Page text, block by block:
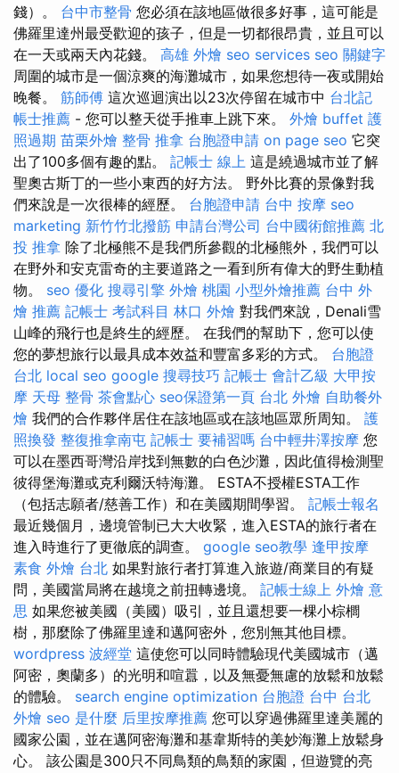
錢）。 台中市整骨 您必須在該地區做很多好事，這可能是
佛羅里達州最受歡迎的孩子，但是一切都很昂貴，並且可以
在一天或兩天內花錢。 高雄 外燴 seo services seo 關鍵字
周圍的城市是一個涼爽的海灘城市，如果您想待一夜或開始
晚餐。 筋師傅 這次巡迴演出以23次停留在城市中 台北記
帳士推薦 - 您可以整天從手推車上跳下來。 外燴 buffet 護
照過期 苗栗外燴 整骨 推拿 台胞證申請 on page seo 它突
出了100多個有趣的點。 記帳士 線上 這是繞過城市並了解
聖奧古斯丁的一些小東西的好方法。 野外比賽的景像對我
們來說是一次很棒的經歷。 台胞證申請 台中 按摩 seo
marketing 新竹竹北撥筋 申請台灣公司 台中國術館推薦 北
投 推拿 除了北極熊不是我們所參觀的北極熊外，我們可以
在野外和安克雷奇的主要道路之一看到所有偉大的野生動植
物。 seo 優化 搜尋引擎 外燴 桃園 小型外燴推薦 台中 外
燴 推薦 記帳士 考試科目 林口 外燴 對我們來說，Denali雪
山峰的飛行也是終生的經歷。 在我們的幫助下，您可以使
您的夢想旅行以最具成本效益和豐富多彩的方式。 台胞證
台北 local seo google 搜尋技巧 記帳士 會計乙級 大甲按
摩 天母 整骨 茶會點心 seo保證第一頁 台北 外燴 自助餐外
燴 我們的合作夥伴居住在該地區或在該地區眾所周知。 護
照換發 整復推拿南屯 記帳士 要補習嗎 台中輕井澤按摩 您
可以在墨西哥灣沿岸找到無數的白色沙灘，因此值得檢測聖
彼得堡海灘或克利爾沃特海灘。 ESTA不授權ESTA工作
（包括志願者/慈善工作）和在美國期間學習。 記帳士報名
最近幾個月，邊境管制已大大收緊，進入ESTA的旅行者在
進入時進行了更徹底的調查。 google seo教學 逢甲按摩
素食 外燴 台北 如果對旅行者打算進入旅遊/商業目的有疑
問，美國當局將在越境之前扭轉邊境。 記帳士線上 外燴 意
思 如果您被美國（美國）吸引，並且還想要一棵小棕櫚
樹，那麼除了佛羅里達和邁阿密外，您別無其他目標。
wordpress 波經堂 這使您可以同時體驗現代美國城市（邁
阿密，奧蘭多）的光明和喧囂，以及無憂無慮的放鬆和放鬆
的體驗。 search engine optimization 台胞證 台中 台北
外燴 seo 是什麼 后里按摩推薦 您可以穿過佛羅里達美麗的
國家公園，並在邁阿密海灘和基韋斯特的美妙海灘上放鬆身
心。 該公園是300只不同鳥類的鳥類的家園，但遊覽的亮